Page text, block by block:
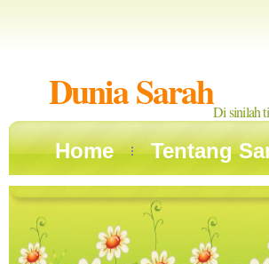
Dunia SarahDi sinilah
Home Tentang